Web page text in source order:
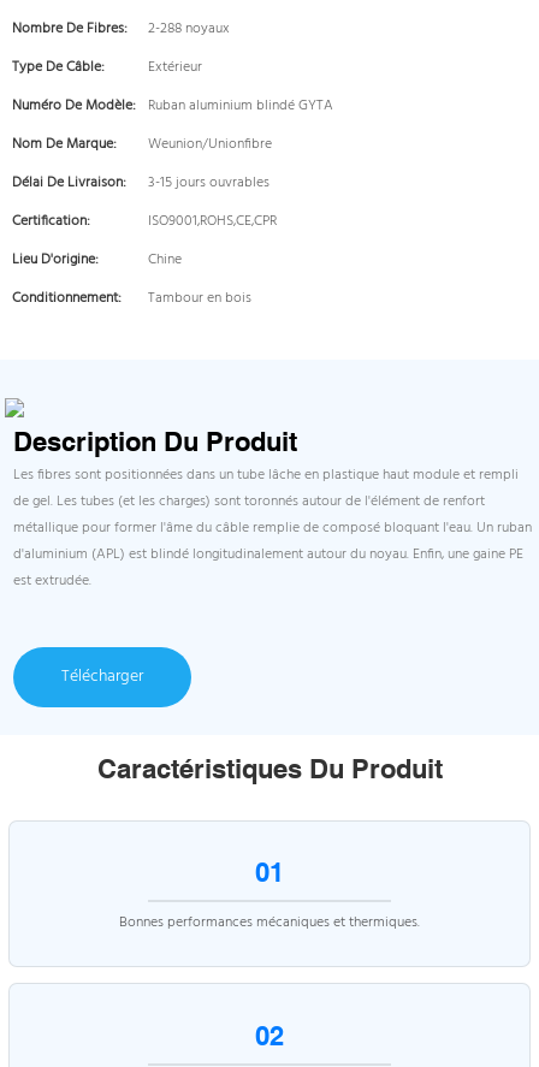
Nombre De Fibres:
2-288 noyaux
Type De Câble:
Extérieur
Numéro De Modèle: Ruban aluminium blindé GYTA
Nom De Marque:
Weunion/Unionfibre
Délai De Livraison:
3-15 jours ouvrables
Certification:
ISO9001,ROHS,CE,CPR
Lieu D'origine:
Chine
Conditionnement:
Tambour en bois
Description Du Produit
Les fibres sont positionnées dans un tube lâche en plastique haut module et rempli
de gel. Les tubes (et les charges) sont toronnés autour de l'élément de renfort
métallique pour former l'âme du câble remplie de composé bloquant l'eau. Un ruban
d'aluminium (APL) est blindé longitudinalement autour du noyau. Enfin, une gaine PE
est extrudée.
Télécharger
Caractéristiques Du Produit
01
Bonnes performances mécaniques et thermiques.
02